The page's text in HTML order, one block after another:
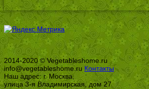
2014-2020 © Vegetableshome.ru
info@vegetableshome.ru Контакты
Наш адрес: г. Москва,
улица 3-я Владимирская, дом 27